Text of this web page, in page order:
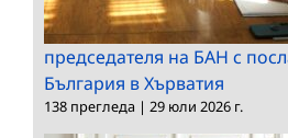
председателя на БАН с
България в Хърватия
138 прегледа | 29 юли 2026 г.